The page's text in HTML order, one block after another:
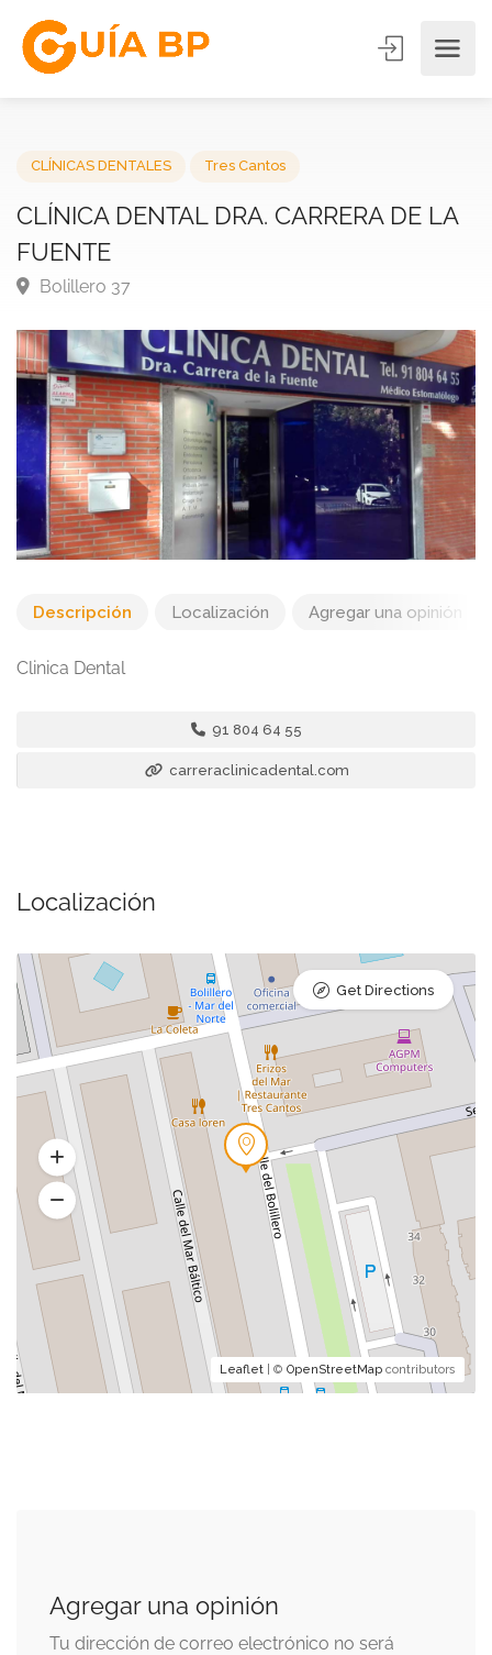
CLÍNICA DENTAL DRA. CARRERA DE
FUENTE
Descripción Localización Agregar una opinión
Clinica Dental
91 804 64 55
carreraclinicadental.com
Localización
Leaflet | © OpenStreetMap contributors
Get Directions
Agregar una opinión
Tu dirección de correo electrónico no será